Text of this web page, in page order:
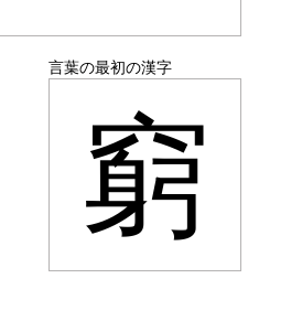
言葉の最初の漢字
窮